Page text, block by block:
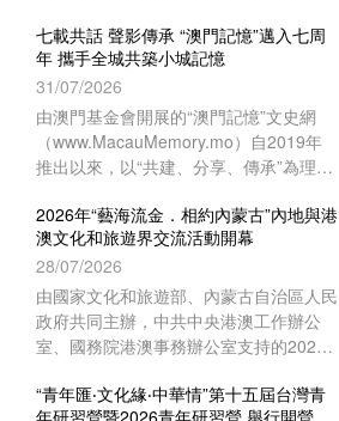
業教育社主任施志琴、上海中華職業技術
學院執行理事蔡奚芳等近100人出席活
動。
文體部、經濟部和澳門基金會等單位協辦
的2026年“藝海流金‧相約內蒙古”內地與
港澳文化和旅遊界交流活動，已於7月27
日至8月1日圓滿舉行。澳門組織了45位
文旅界代表赴內蒙古自治區參與活動，與
來自內地及香港的文旅界代表、專家學者
新篇。
七載共話 聲影傳承 “澳門記憶”邁入七周
年 攜手全城共築小城記憶
31/07/2026
由澳門基金會開展的“澳門記憶”文史網
（www.MacauMemory.mo）自2019年
推出以來，以“共建、分享、傳承”為理
梳理並活化澳門珍貴的歷史文化資源，建
構起承載小城歷史的大型文化資料庫。
“澳門記憶”即將踏入開站七周年，特以
“七載共話 聲影傳承”為主題，陸續推出一
系列涵蓋線上和線下的多元活動，誠邀市
民大眾共同參與，用不同視角與媒介，共
2026年“藝海流金．相約內蒙古”內地與港
澳文化和旅遊界交流活動開幕
28/07/2026
由國家文化和旅遊部、內蒙古自治區人民
政府共同主辦，中共中央港澳工作辦公
室、國務院港澳事務辦公室支持的2026
化和旅遊界交流活動於7月28日在內蒙古
“青年匯‧文化緣‧中華情”第十五屆台灣青
年研習營暨2026青年研習營 舉行開營儀